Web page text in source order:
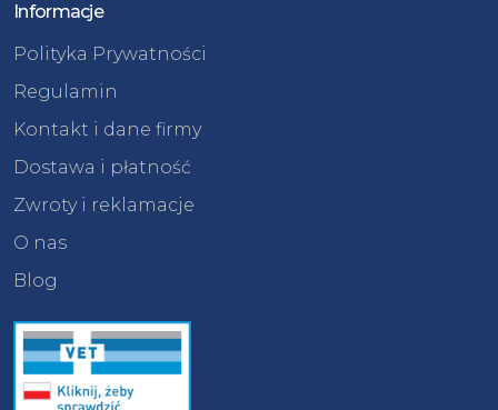
Informacje
Polityka Prywatności
Regulamin
Kontakt i dane firmy
Dostawa i płatność
Zwroty i reklamacje
O nas
Blog